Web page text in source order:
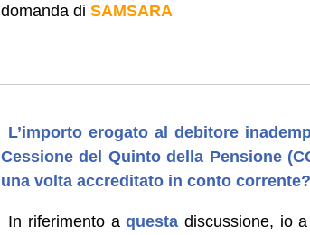
domanda di SAMSARA
L’importo erogato al debitore
Cessione del Quinto della Pensione
una volta accreditato in conto
In riferimento aquesta discussione, io